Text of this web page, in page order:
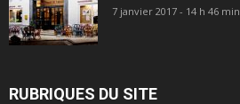
7 janvier 2017 - 14 h 46 min
RUBRIQUES DU SITE